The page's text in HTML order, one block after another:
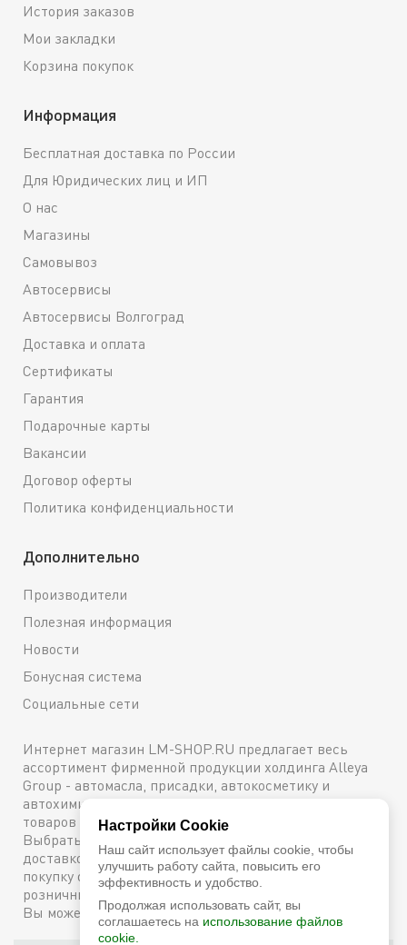
История заказов
Мои закладки
Корзина покупок
Информация
Бесплатная доставка по России
Для Юридических лиц и ИП
О нас
Магазины
Самовывоз
Автосервисы
Автосервисы Волгоград
Доставка и оплата
Сертификаты
Гарантия
Подарочные карты
Вакансии
Договор оферты
Политика конфиденциальности
Дополнительно
Производители
Полезная информация
Новости
Бонусная система
Социальные сети
Интернет магазин LM-SHOP.RU предлагает весь
ассортимент фирменной продукции холдинга Alleya
Group - автомасла, присадки, автокосметику и
автохимию. Каталог содержит подробное описание
товаров с техническими характеристиками и ценами.
Выбрать и купить оригинальную продукцию с
доставкой по Москве можно сейчас же, оформив
покупку онлайн, либо посетив один из наших
розничных магазинов. Более подробную информацию
Вы можете получить по телефону+7 (800) 600-48-38
Настройки Cookie
Наш сайт использует файлы cookie, чтобы
улучшить работу сайта, повысить его
эффективность и удобство.
Продолжая использовать сайт, вы
соглашаетесь на использование файлов
cookie.